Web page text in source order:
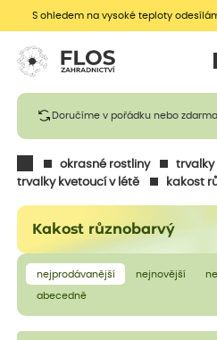
S ohledem na vysoké teploty
Doručíme v pořádku nebo
okrasné rostliny
trvalky
trvalky kvetoucí v létě
kakost
Kakost různobarvý
nejprodávanější nejnovější
abecedně